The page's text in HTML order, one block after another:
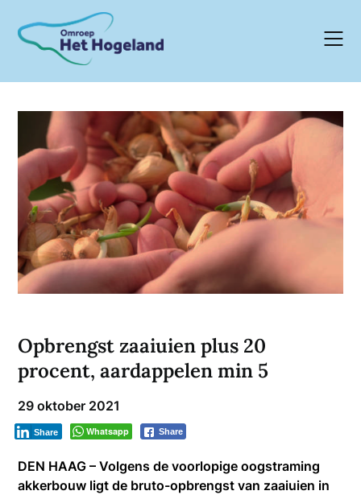
content
Opbrengst zaaiuien plus 20
procent, aardappelen min 5
29 oktober 2021
Whatsapp Share
Share
DEN HAAG – Volgens de voorlopige oogstraming
akkerbouw ligt de bruto-opbrengst van zaaiuien in